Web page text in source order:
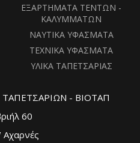
ΕΞΑΡΤΗΜΑΤΑ ΤΕΝΤΩΝ -
ΚΑΛΥΜΜΑΤΩΝ
ΝΑΥΤΙΚΑ ΥΦΑΣΜΑΤΑ
ΤΕΧΝΙΚΑ ΥΦΑΣΜΑΤΑ
ΥΛΙΚΑ ΤΑΠΕΤΣΑΡΙΑΣ
ΤΑΠΕΤΣΑΡΙΩΝ - ΒΙΟΤΑΠ
60
Αχαρνές